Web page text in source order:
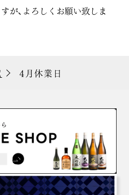
が、よろしくお願い致しま
4月休業日